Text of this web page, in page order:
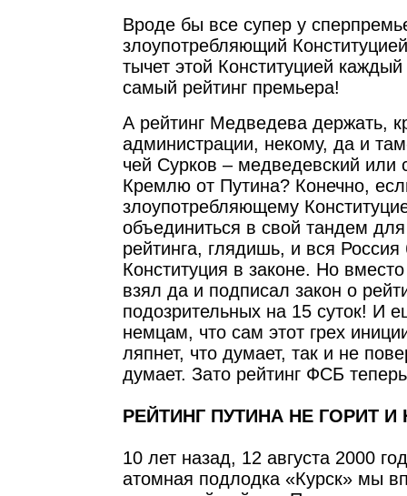
Вроде бы все супер у
злоупотребляющий
тычет этой Конституцией
самый рейтинг премьера!
А рейтинг Медведева держать,
администрации, некому, да и
чей Сурков – медведевский или
Кремлю от Путина? Конечно,
злоупотребляющему
объединиться в свой тандем
рейтинга, глядишь, и вся
Конституция в законе. Но
взял да и подписал закон о
подозрительных на 15 суток! И
немцам, что сам этот грех
ляпнет, что думает, так и не
думает. Зато рейтинг ФСБ
РЕЙТИНГ ПУТИНА НЕ ГОРИТ И
10 лет назад, 12 августа 2000
атомная подлодка «Курск» мы